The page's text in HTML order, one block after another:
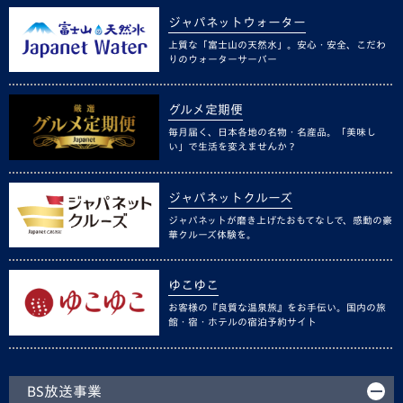
ジャパネットウォーター
上質な「富士山の天然水」。安心・安全、こだわ
りのウォーターサーバー
グルメ定期便
毎月届く、日本各地の名物・名産品。「美味し
い」で生活を変えませんか？
ジャパネットクルーズ
ジャパネットが磨き上げたおもてなしで、感動の豪
華クルーズ体験を。
ゆこゆこ
お客様の『良質な温泉旅』をお手伝い。国内の旅
館・宿・ホテルの宿泊予約サイト
BS放送事業